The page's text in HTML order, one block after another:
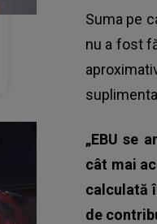
Suma pe
nu a fost
„EBU se
cât mai
calculată
de